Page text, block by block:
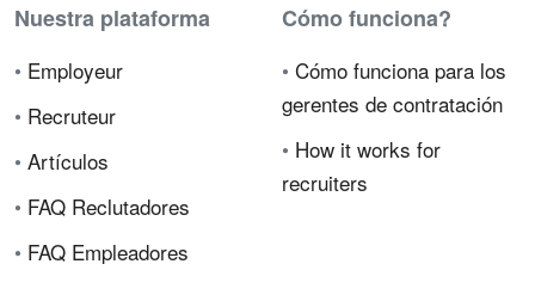
Nuestra plataforma
• Employeur
• Recruteur
• Artículos
• FAQ Reclutadores
• FAQ Empleadores
Cómo funciona?
• Cómo funciona para los
gerentes de contratación
• How it works for
recruiters